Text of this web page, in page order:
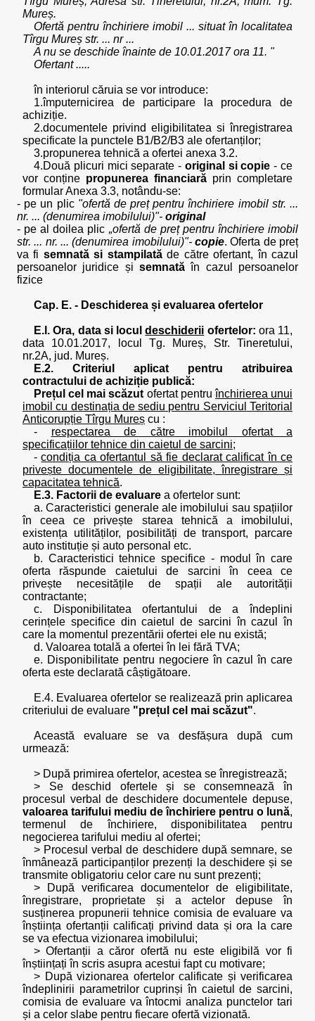
Mureș.
Ofertă pentru închiriere imobil ... situat în localitatea
Tîrgu Mureș str. ... nr ...
A nu se deschide înainte de 10.01.2017 ora 11. "
Ofertant .....
în interiorul căruia se vor introduce:
1.împuternicirea de participare la procedura de
achiziție.
2.documentele privind eligibilitatea si înregistrarea
specificate la punctele B1/B2/B3 ale ofertanților;
3.propunerea tehnică a ofertei anexa 3.2.
4.Două plicuri mici separate - original si copie - ce
vor conține propunerea financiară prin completare
formular Anexa 3.3, notându-se:
- pe un plic "ofertă de preț pentru închiriere imobil str. ...
nr. ... (denumirea imobilului)"- original
- pe al doilea plic „ofertă de preț pentru închiriere imobil
str. ... nr. ... (denumirea imobilului)"- copie. Oferta de preț
va fi semnată si stampilatăde către ofertant, în cazul
persoanelor juridice și semnată în cazul persoanelor
fizice
Cap. E. - Deschiderea și evaluarea ofertelor
E.l. Ora, data si loculdeschiderii ofertelor: ora 11,
data 10.01.2017, locul Tg. Mureș, Str. Tineretului,
nr.2A, jud. Mureș.
E.2. Criteriul aplicat pentru atribuirea
contractului de achiziție publică:
Prețul cel mai scăzut ofertat pentruînchirierea unui
imobil cu destinația de sediu pentru Serviciul Teritorial
Anticorupție Tîrgu Mureș cu :
- respectarea de către imobilul ofertat a
specificațiilor tehnice din caietul de sarcini;
-condiția ca ofertantul să fie declarat calificat în ce
privește documentele de eligibilitate, înregistrare și
capacitatea tehnică.
E.3. Factorii de evaluare a ofertelor sunt:
a. Caracteristici generale ale imobilului sau spațiilor
în ceea ce privește starea tehnică a imobilului,
existența utilităților, posibilități de transport, parcare
auto instituție și auto personal etc.
b. Caracteristici tehnice specifice - modul în care
oferta răspunde caietului de sarcini în ceea ce
privește necesitățile de spații ale autorității
contractante;
c. Disponibilitatea ofertantului de a îndeplini
cerințele specifice din caietul de sarcini în cazul în
care la momentul prezentării ofertei ele nu există;
d. Valoarea totală a ofertei în lei fără TVA;
e. Disponibilitate pentru negociere în cazul în care
oferta este declarată câștigătoare.
E.4. Evaluarea ofertelor se realizează prin aplicarea
criteriului de evaluare "prețul cel mai scăzut".
Această evaluare se va desfășura după cum
urmează:
> După primirea ofertelor, acestea se înregistrează;
> Se deschid ofertele și se consemnează în
procesul verbal de deschidere documentele depuse,
valoarea tarifului mediu de închiriere pentru o lună,
termenul de închiriere, disponibilitatea pentru
negocierea tarifului mediu al ofertei;
> Procesul verbal de deschidere după semnare, se
înmânează participanților prezenți la deschidere și se
transmite obligatoriu celor care nu sunt prezenți;
> După verificarea documentelor de eligibilitate,
înregistrare, proprietate și a actelor depuse în
susținerea propunerii tehnice comisia de evaluare va
înștiința ofertanții calificați privind data și ora la care
se va efectua vizionarea imobilului;
> Ofertanții a căror ofertă nu este eligibilă vor fi
înștiințați în scris asupra acestui fapt cu motivare;
> După vizionarea ofertelor calificate și verificarea
îndeplinirii parametrilor cuprinși în caietul de sarcini,
comisia de evaluare va întocmi analiza punctelor tari
și a celor slabe pentru fiecare ofertă vizionată.